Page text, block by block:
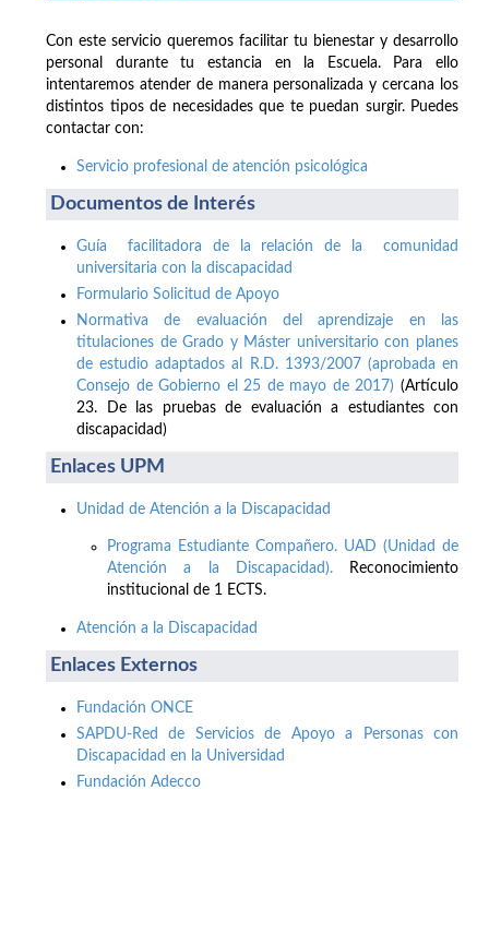
Con este servicio queremos facilitar tu bienestar y desarrollo
personal durante tu estancia en la Escuela. Para ello
intentaremos atender de manera personalizada y cercana los
distintos tipos de necesidades que te puedan surgir. Puedes
contactar con:
Servicio profesional de atención psicológica
Documentos de Interés
Guía facilitadora de la relación de la comunidad
universitaria con la discapacidad
Formulario Solicitud de Apoyo
Normativa de evaluación del aprendizaje en las
titulaciones de Grado y Máster universitario con planes
de estudio adaptados al R.D. 1393/2007 (aprobada en
Consejo de Gobierno el 25 de mayo de 2017) (Artículo
23. De las pruebas de evaluación a estudiantes con
discapacidad)
Enlaces UPM
Unidad de Atención a la Discapacidad
Programa Estudiante Compañero. UAD (Unidad de
Atención a la Discapacidad).Reconocimiento
institucional de 1 ECTS.
Atención a la Discapacidad
Enlaces Externos
Fundación ONCE
SAPDU-Red de Servicios de Apoyo a Personas con
Discapacidad en la Universidad
Fundación Adecco